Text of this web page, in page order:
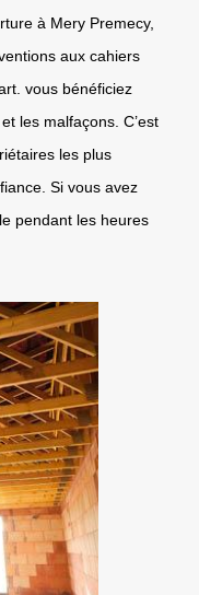
à Mery Premecy,
aux cahiers
vous bénéficiez
les malfaçons. C’est
les plus
Si vous avez
pendant les heures